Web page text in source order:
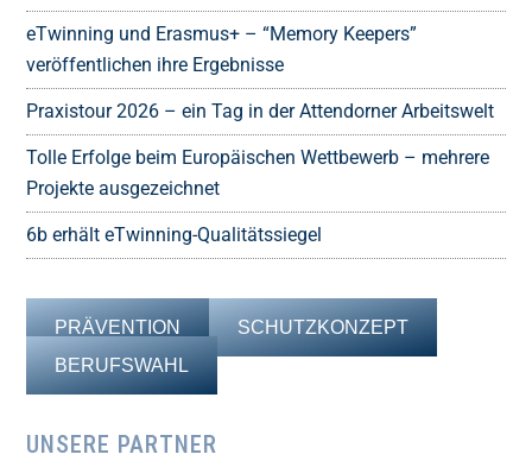
eTwinning und Erasmus+ – “Memory Keepers”
veröffentlichen ihre Ergebnisse
Praxistour 2026 – ein Tag in der Attendorner Arbeitswelt
Tolle Erfolge beim Europäischen Wettbewerb – mehrere
Projekte ausgezeichnet
6b erhält eTwinning-Qualitätssiegel
PRÄVENTION
SCHUTZKONZEPT
BERUFSWAHL
UNSERE PARTNER